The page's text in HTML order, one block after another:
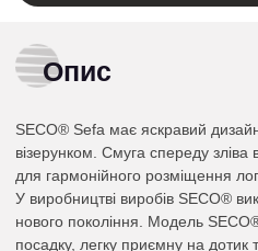
Опис
SECO® Sefa має яскравий
візерунком. Смуга спереду зліва
для гармонійного розміщення
У виробництві виробів SECO®
нового покоління. Модель
посадку, легку приємну на дотик